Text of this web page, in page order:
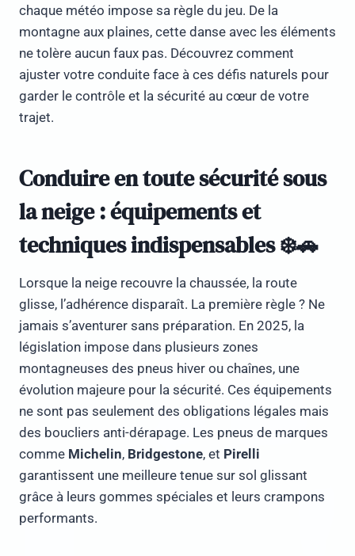
chaque météo impose sa règle du jeu. De la
montagne aux plaines, cette danse avec les éléments
ne tolère aucun faux pas. Découvrez comment
ajuster votre conduite face à ces défis naturels pour
garder le contrôle et la sécurité au cœur de votre
trajet.
Conduire en toute sécurité sous
la neige : équipements et
techniques indispensables ❄️🚗
Lorsque la neige recouvre la chaussée, la route
glisse, l’adhérence disparaît. La première règle ? Ne
jamais s’aventurer sans préparation. En 2025, la
législation impose dans plusieurs zones
montagneuses des pneus hiver ou chaînes, une
évolution majeure pour la sécurité. Ces équipements
ne sont pas seulement des obligations légales mais
des boucliers anti-dérapage. Les pneus de marques
comme Michelin, Bridgestone, et Pirelli
garantissent une meilleure tenue sur sol glissant
grâce à leurs gommes spéciales et leurs crampons
performants.